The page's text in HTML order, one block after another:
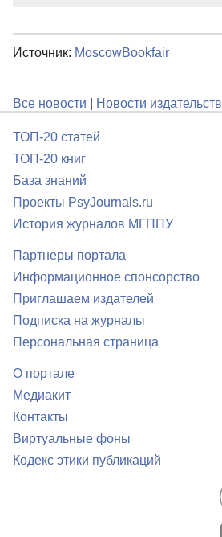
Источник: MoscowBookfair
Все новости Новости издательств
ТОП-20 статей
ТОП-20 книг
База знаний
Проекты PsyJournals.ru
История журналов МГППУ
Партнеры портала
Информационное спонсорство
Приглашаем издателей
Подписка на журналы
Персональная страница
О портале
Медиакит
Контакты
Виртуальные фоны
Кодекс этики публикаций